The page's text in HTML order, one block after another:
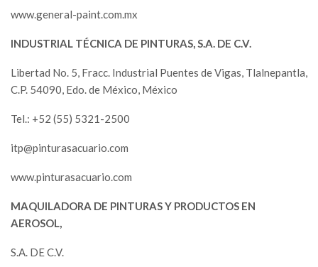
www.general-paint.com.mx
INDUSTRIAL TÉCNICA DE PINTURAS, S.A. DE C.V.
Libertad No. 5, Fracc. Industrial Puentes de Vigas, Tlalnepantla,
C.P. 54090, Edo. de México, México
Tel.: +52 (55) 5321-2500
itp@pinturasacuario.com
www.pinturasacuario.com
MAQUILADORA DE PINTURAS Y PRODUCTOS EN
AEROSOL,
S.A. DE C.V.